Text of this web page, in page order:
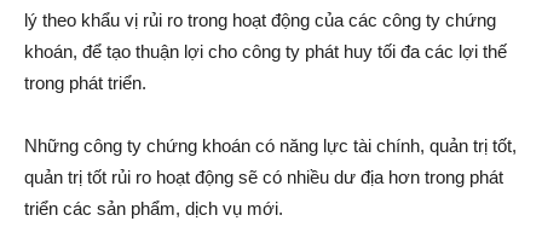
lý theo khẩu vị rủ‌i r‌o trong hoạt động của các công ty chứng
khoán, để tạo thuận lợi cho công ty phát huy tối đa các lợi thế
trong phát triển.
Những công ty chứng khoán có năng lực tài chính, quản trị tốt,
quản trị tốt rủ‌i r‌o hoạt động sẽ có nhiều dư địa hơn trong phát
triển các sản phẩm, dịc‌h vụ mới.